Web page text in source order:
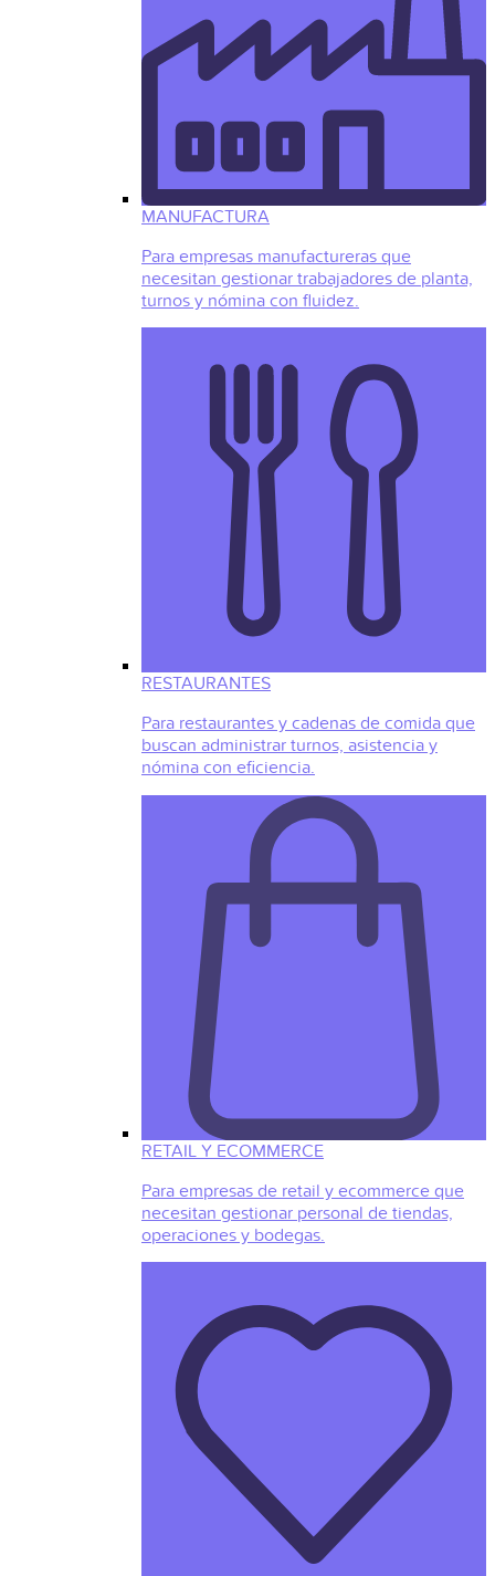
MANUFACTURA
Para empresas manufactureras que
necesitan gestionar trabajadores de planta,
turnos y nómina con fluidez.
RESTAURANTES
Para restaurantes y cadenas de comida que
buscan administrar turnos, asistencia y
nómina con eficiencia.
RETAIL Y ECOMMERCE
Para empresas de retail y ecommerce que
necesitan gestionar personal de tiendas,
operaciones y bodegas.